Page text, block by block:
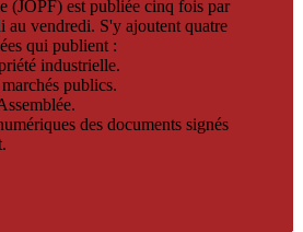
(JOPF) est publiée cinq fois par
au vendredi. S'y ajoutent quatre
qui publient :
industrielle.
publics.
des documents signés